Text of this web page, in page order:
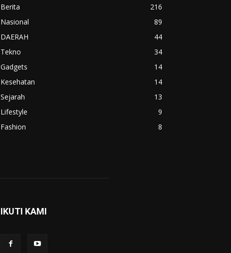
Berita
216
Nasional
89
DAERAH
44
Tekno
34
Gadgets
14
Kesehatan
14
Sejarah
13
Lifestyle
9
Fashion
8
IKUTI KAMI